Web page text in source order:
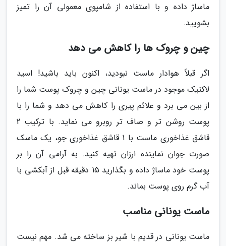
ماساژ داده و با استفاده از شامپوی معمولی آن را تمیز
بشویید.
چین و چروک ها را کاهش می دهد
اگر قبلاً هوادار ماست نبودید، اکنون باید باشید! اسید
لاکتیک موجود در ماست یونانی چین و چروک پوست شما را
از بین می برد و علائم پیری را کاهش می دهد و شما را با
پوست روشن تر و صاف تر روبرو می نماید. با ترکیب 2
قاشق غذاخوری ماست با 1 قاشق غذاخوری جو، یک ماسک
صورت جوان نماینده ارزان تهیه کنید. به آرامی آن را بر
پوست خود ماساژ داده و بگذارید 15 دقیقه قبل از آبکشی با
آب گرم روی پوست بماند.
ماست یونانی مناسب
ماست یونانی در قدیم با شیر بز ساخته می شد. مهم نیست